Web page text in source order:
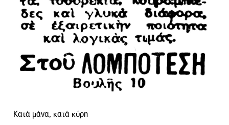
Κατά μάνα, κατά κύρη